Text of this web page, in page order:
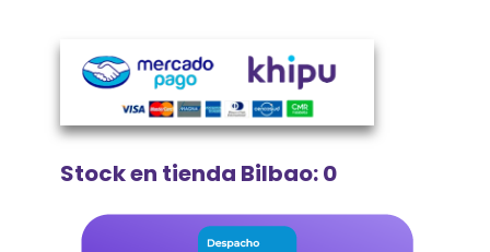
Stock en tienda Bilbao: 0